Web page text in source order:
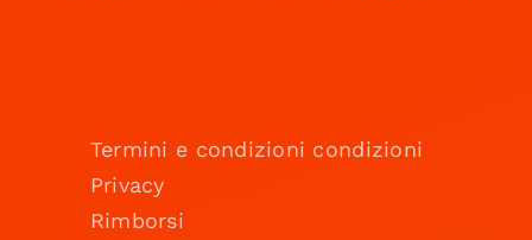
Termini e condizioni condizioni
Privacy
Rimborsi